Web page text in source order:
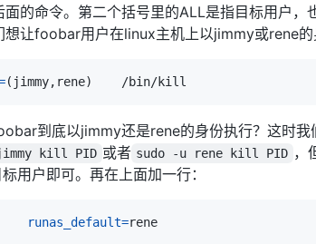
面的命令。第二个括号里的ALL是指目标用户
想让foobar用户在linux主机上以jimmy或rene的
( jimmy,rene)
到底以jimmy还是rene的身份执行？这时我
kill PID 或者 sudo -u rene kill PID ，
用户即可。再在上面加一行：
runas_default=